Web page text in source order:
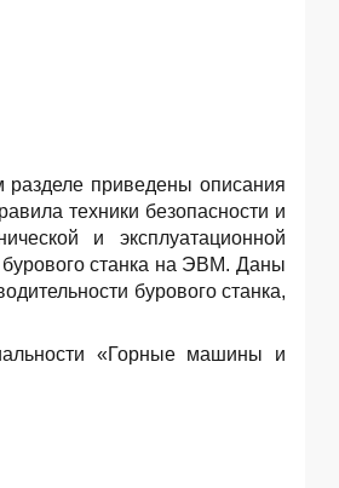
разделе приведены описания
техники безопасности и
и эксплуатационной
бурового станка на ЭВМ. Даны
бурового станка,
«Горные машины и